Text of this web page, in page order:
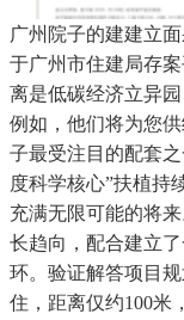
广州院子的建建立
于广州市住建局存
离是低碳经济立异
例如，他们将为您
子最受注目的配套
度科学核心”扶植持
充满无限可能的将
长趋向，配合建立
环。验证解答项目
住，距离仅约100米